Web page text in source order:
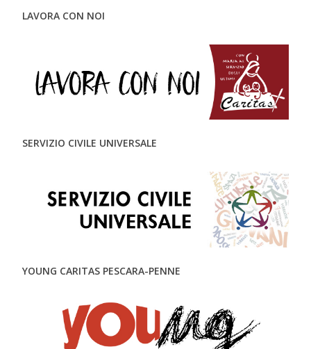
LAVORA CON NOI
SERVIZIO CIVILE UNIVERSALE
YOUNG CARITAS PESCARA-PENNE